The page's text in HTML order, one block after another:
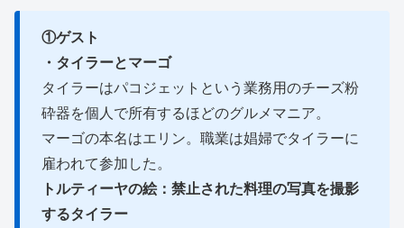
①ゲスト
・タイラーとマーゴ
タイラーはパコジェットという業務用のチーズ粉
砕器を個人で所有するほどのグルメマニア。
マーゴの本名はエリン。職業は娼婦でタイラーに
雇われて参加した。
トルティーヤの絵：禁止された料理の写真を撮影
するタイラー